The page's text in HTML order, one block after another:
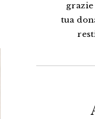
tua